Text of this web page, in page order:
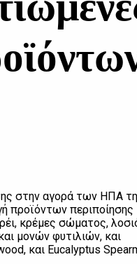
στην αγορά των ΗΠΑ
προϊόντων περιποίησης
κρέμες σώματος,
μονών φυτιλιών, και
και Eucalyptus